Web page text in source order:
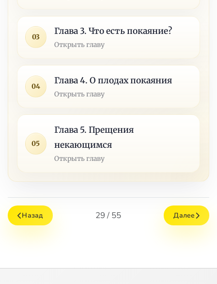
03
Глава 3. Что есть покаяние?
Открыть главу
04
Глава 4. О плодах покаяния
Открыть главу
05
Глава 5. Прещения
некающимся
Открыть главу
Назад 29 / 55 Далее